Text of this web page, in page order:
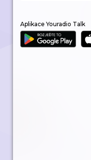
Aplikace Youradio Talk